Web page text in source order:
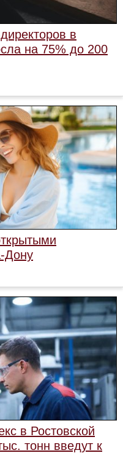
в
на 75% до 200
Дону
в Ростовской
тонн введут к